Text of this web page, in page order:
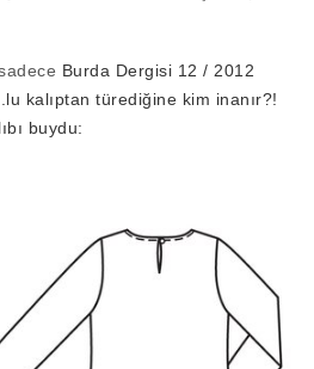
Burda Dergisi 12 / 2012
kalıptan türediğine kim inanır?!
buydu: